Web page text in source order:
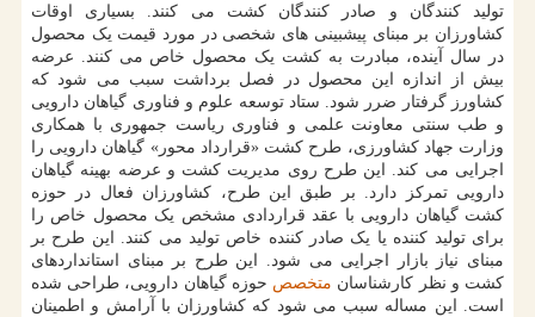
تولید کنندگان و صادر کنندگان کشت می کنند. بسیاری اوقات
کشاورزان بر مبنای پیشبینی های شخصی در مورد قیمت یک محصول
در سال آینده، مبادرت به کشت یک محصول خاص می کنند. عرضه
بیش از اندازه این محصول در فصل برداشت سبب می شود که
کشاورز گرفتار ضرر شود. ستاد توسعه علوم و فناوری گیاهان دارویی
و طب سنتی معاونت علمی و فناوری ریاست جمهوری با همکاری
وزارت جهاد کشاورزی، طرح کشت «قرارداد محور» گیاهان دارویی را
اجرایی می کند. این طرح روی مدیریت کشت و عرضه بهینه گیاهان
دارویی تمرکز دارد. بر طبق این طرح، کشاورزان فعال در حوزه
کشت گیاهان دارویی با عقد قراردادی مشخص یک محصول خاص را
برای تولید کننده یا یک صادر کننده خاص تولید می کنند. این طرح بر
مبنای نیاز بازار اجرایی می شود. این طرح بر مبنای استانداردهای
کشت و نظر کارشناسان متخصص حوزه گیاهان دارویی، طراحی شده
است. این مساله سبب می شود که کشاورزان با آرامش و اطمینان